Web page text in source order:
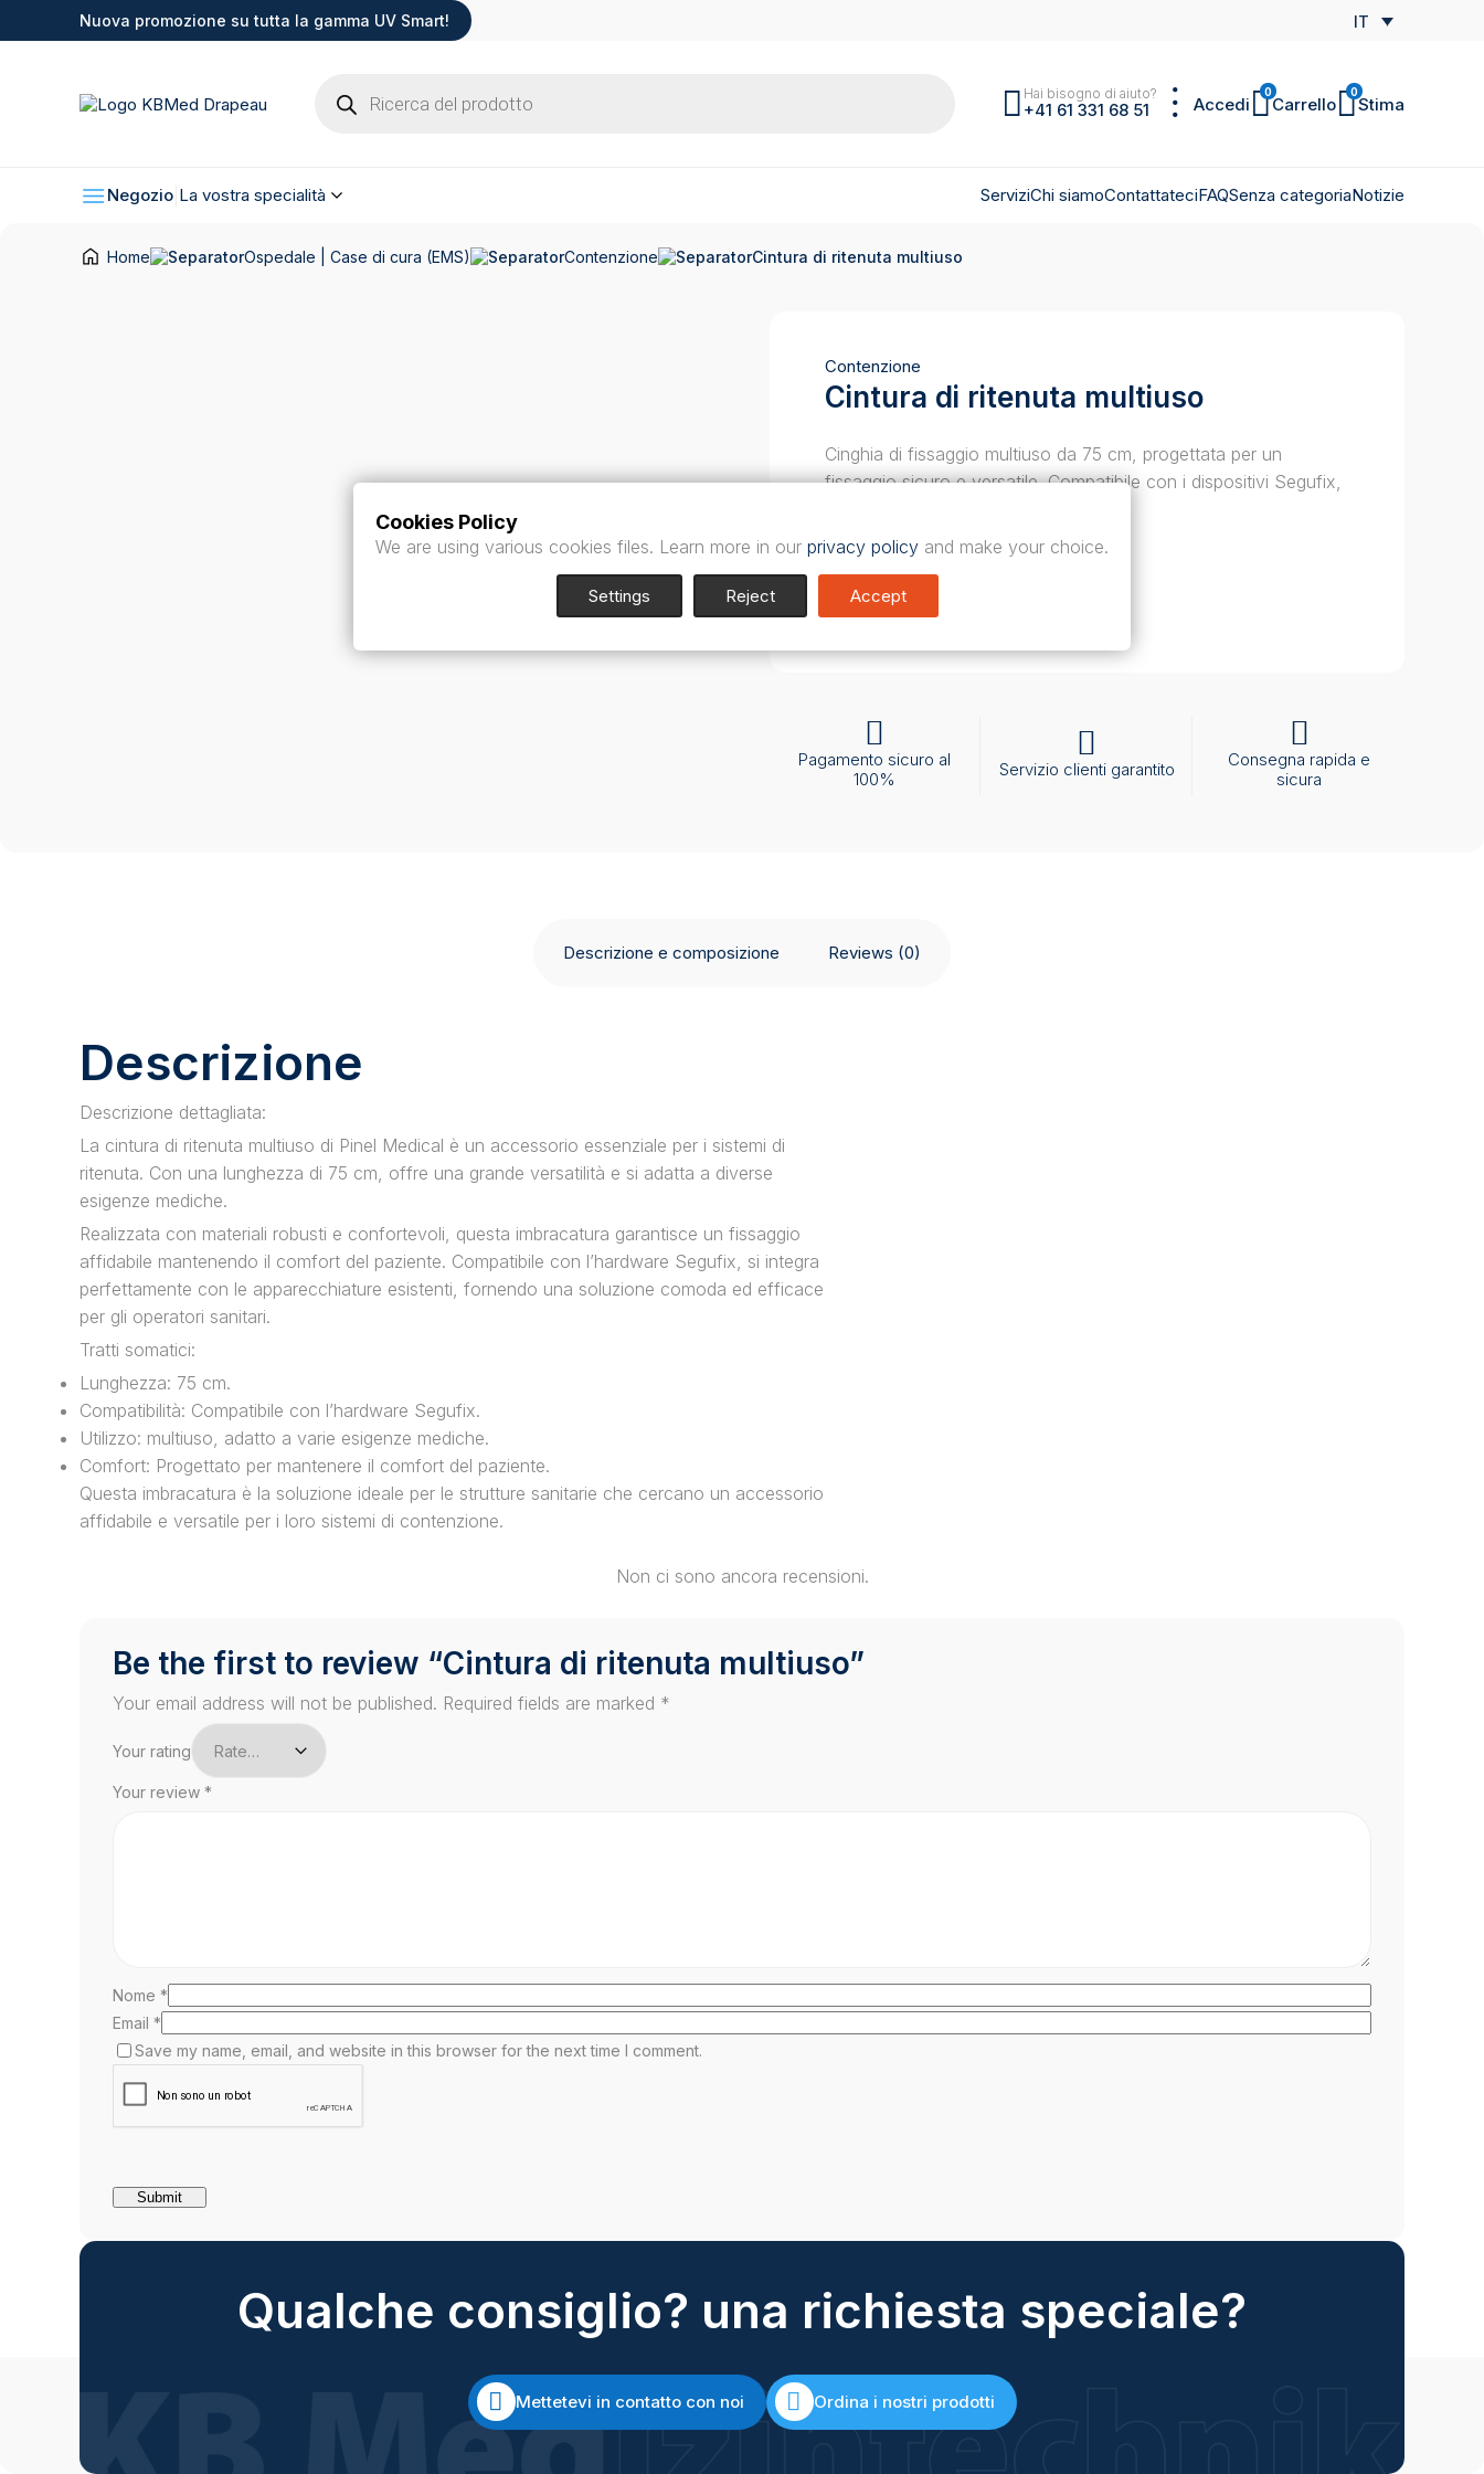
Nuova promozione su tutta la gamma UV Smart! IT
search
Hai bisogno di aiuto?
+41 61 331 68 51 Accedi
0
Carrello
0
Stima
Negozio La vostra specialità ServiziChi siamoContattateciFAQSenza categoriaNotizie
Home Ospedale | Case di cura (EMS) Contenzione Cintura di ritenuta multiuso
Contenzione
Cintura di ritenuta multiuso
Cinghia di fissaggio multiuso da 75 cm, progettata per un
fissaggio sicuro e versatile. Compatibile con i dispositivi Segufix,
Codice prodotto : PM1A
Leggi la descrizione completa
Pagamento sicuro al
100%
Servizio clienti garantito
Consegna rapida e
sicura
Descrizione e composizione Reviews (0)
Descrizione
Descrizione dettagliata:
La cintura di ritenuta multiuso di Pinel Medical è un accessorio essenziale per i sistemi di
ritenuta. Con una lunghezza di 75 cm, offre una grande versatilità e si adatta a diverse
esigenze mediche.
Realizzata con materiali robusti e confortevoli, questa imbracatura garantisce un fissaggio
affidabile mantenendo il comfort del paziente. Compatibile con l’hardware Segufix, si integra
perfettamente con le apparecchiature esistenti, fornendo una soluzione comoda ed efficace
per gli operatori sanitari.
Tratti somatici:
Lunghezza: 75 cm.
Compatibilità: Compatibile con l’hardware Segufix.
Utilizzo: multiuso, adatto a varie esigenze mediche.
Comfort: Progettato per mantenere il comfort del paziente.
Questa imbracatura è la soluzione ideale per le strutture sanitarie che cercano un accessorio
affidabile e versatile per i loro sistemi di contenzione.
Non ci sono ancora recensioni.
Be the first to review “Cintura di ritenuta multiuso”
Your email address will not be published. Required fields are marked *
Your rating
Your review *
Nome *
Email *
Save my name, email, and website in this browser for the next time I comment.
Qualche consiglio? una richiesta speciale?
Mettetevi in contatto con noi Ordina i nostri prodotti
Cookies Policy
We are using various cookies files. Learn more in our privacy policy and make your choice.
Settings Reject Accept